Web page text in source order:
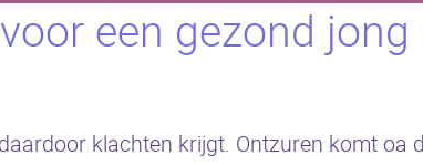
een gezond
klachten krijgt. Ontzuren komt oa